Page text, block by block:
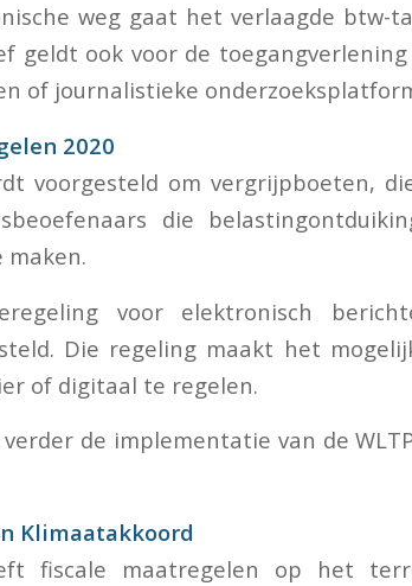
weg gaat het verlaagde btw-
geldt ook voor de
of journalistieke
2020
voorgesteld om vergrijpboeten,
die
voor elektronisch
Die regeling maakt het
of digitaal te regelen.
de implementatie van de
Klimaatakkoord
fiscale maatregelen op het